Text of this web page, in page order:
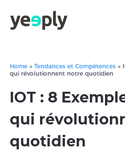
Home » Tendances et Compétences »
qui révolutionnent notre quotidien
IOT : 8
qui
quotidien